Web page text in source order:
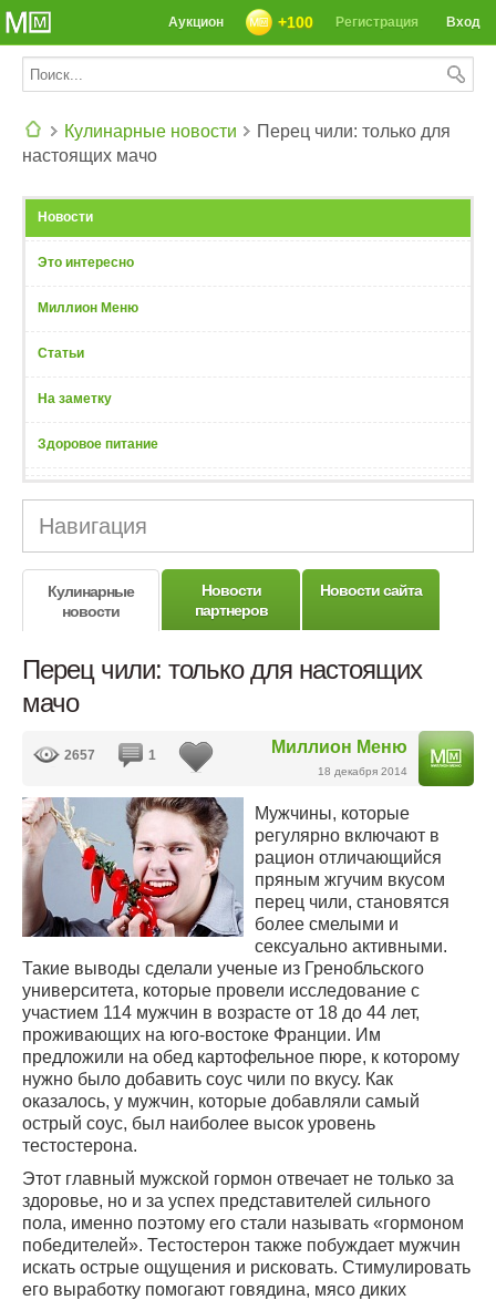
Вход
Регистрация
+100
Аукцион
Кулинарные новости
Перец чили: только для
настоящих мачо
Новости
Это интересно
Миллион Меню
Статьи
На заметку
Здоровое питание
Навигация
Кулинарные
новости
Новости
партнеров
Новости сайта
Перец чили: только для настоящих
мачо
Миллион Меню
18 декабря 2014
2657 1
Мужчины, которые
регулярно включают в
рацион отличающийся
пряным жгучим вкусом
перец чили, становятся
более смелыми и
сексуально активными.
Такие выводы сделали ученые из Гренобльского
университета, которые провели исследование с
участием 114 мужчин в возрасте от 18 до 44 лет,
проживающих на юго-востоке Франции. Им
предложили на обед картофельное пюре, к которому
нужно было добавить соус чили по вкусу. Как
оказалось, у мужчин, которые добавляли самый
острый соус, был наиболее высок уровень
тестостерона.
Этот главный мужской гормон отвечает не только за
здоровье, но и за успех представителей сильного
пола, именно поэтому его стали называть «гормоном
победителей». Тестостерон также побуждает мужчин
искать острые ощущения и рисковать. Стимулировать
его выработку помогают говядина, мясо диких